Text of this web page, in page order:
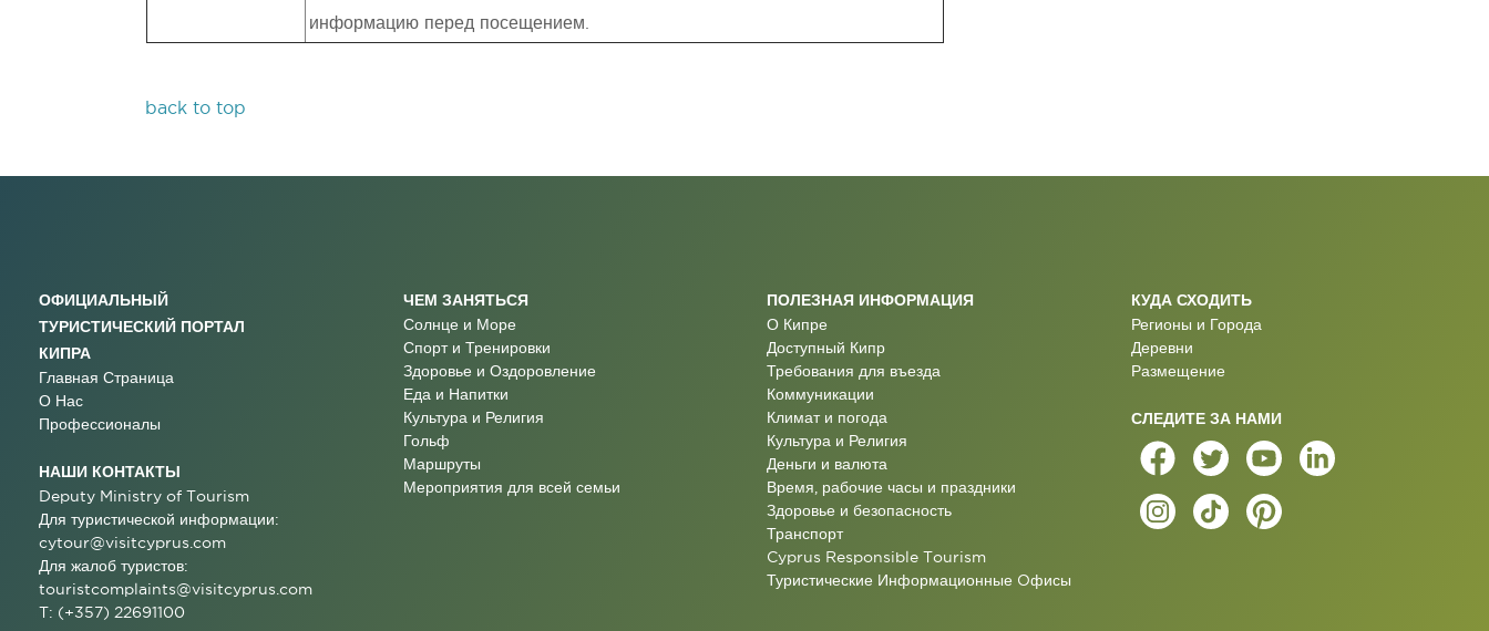
информацию перед посещением.
back to top
ОФИЦИАЛЬНЫЙ
ТУРИСТИЧЕСКИЙ ПОРТАЛ
КИПРА
Главная Страница
О Нас
Профессионалы
НАШИ КОНТАКТЫ
Deputy Ministry of Tourism
Для туристической информации:
cytour@visitcyprus.com
Для жалоб туристов:
touristcomplaints@visitcyprus.com
T: (+357) 22691100
ЧЕМ ЗАНЯТЬСЯ
Солнце и Море
Спорт и Тренировки
Здоровье и Оздоровление
Еда и Напитки
Культура и Религия
Гольф
Маршруты
Мероприятия для всей семьи
ПОЛЕЗНАЯ ИНФОРМАЦИЯ
О Кипре
Доступный Кипр
Требования для въезда
Коммуникации
Климат и погода
Культура и Религия
Деньги и валюта
Время, рабочие часы и праздники
Здоровье и безопасность
Транспорт
Cyprus Responsible Tourism
Туристические Информационные Oфисы
КУДА СХОДИТЬ
Регионы и Города
Деревни
Размещение
СЛЕДИТЕ ЗА НАМИ